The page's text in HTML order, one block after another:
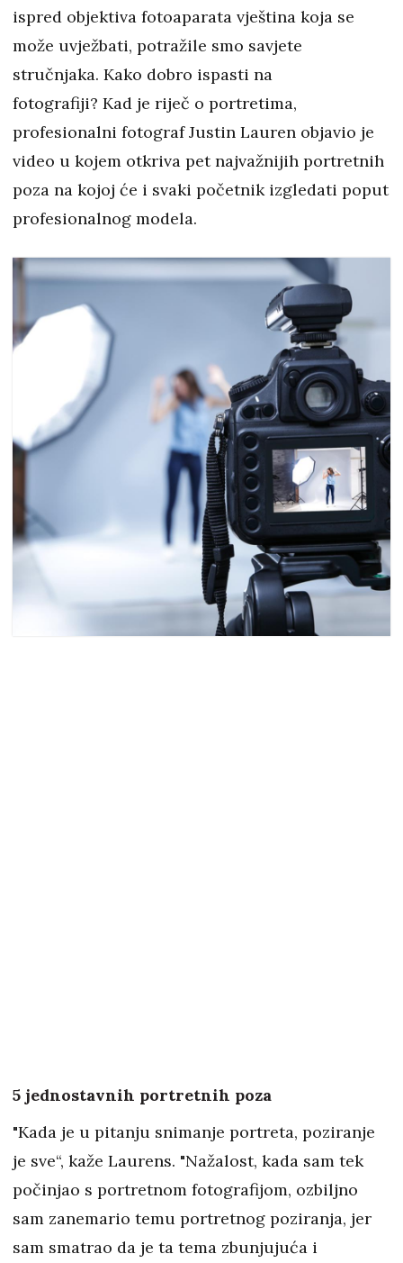
ispred objektiva fotoaparata vještina koja se
može uvježbati, potražile smo savjete
stručnjaka. Kako dobro ispasti na
fotografiji? Kad je riječ o portretima,
profesionalni fotograf Justin Lauren objavio je
video u kojem otkriva pet najvažnijih portretnih
poza na kojoj će i svaki početnik izgledati poput
profesionalnog modela.
5 jednostavnih portretnih poza
"Kada je u pitanju snimanje portreta, poziranje
je sve“, kaže Laurens. "Nažalost, kada sam tek
počinjao s portretnom fotografijom, ozbiljno
sam zanemario temu portretnog poziranja, jer
sam smatrao da je ta tema zbunjujuća i